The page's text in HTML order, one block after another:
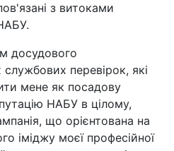
з витоками
досудового
перевірок, які
мене як посадову
НАБУ в цілому,
що орієнтована на
іміджу моєї професійної